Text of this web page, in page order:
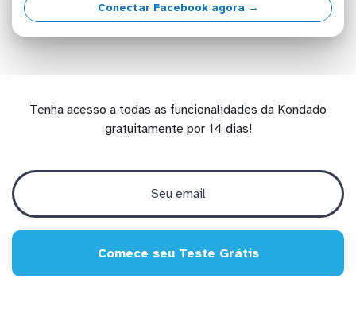
Conectar Facebook agora →
Tenha acesso a todas as funcionalidades da Kondado
gratuitamente por 14 dias!
Comece seu Teste Grátis